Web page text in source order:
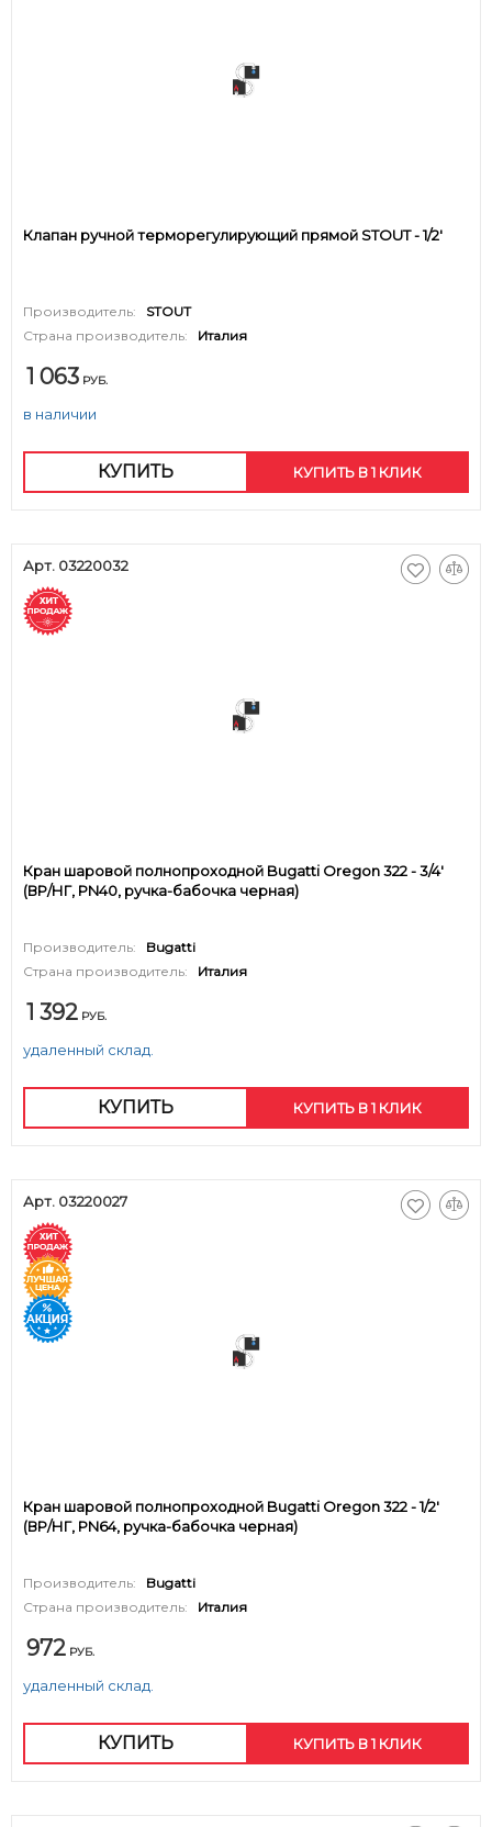
Клапан ручной терморегулирующий прямой STOUT - 1/2'
Производитель:
STOUT
Страна производитель:
Италия
1 063 РУБ.
в наличии
КУПИТЬ КУПИТЬ В 1 КЛИК
Арт. 03220032
Кран шаровой полнопроходной Bugatti Oregon 322 - 3/4'
(ВР/НГ, PN40, ручка-бабочка черная)
Производитель:
Bugatti
Страна производитель:
Италия
1 392 РУБ.
удаленный склад.
КУПИТЬ КУПИТЬ В 1 КЛИК
Арт. 03220027
Кран шаровой полнопроходной Bugatti Oregon 322 - 1/2'
(ВР/НГ, PN64, ручка-бабочка черная)
Производитель:
Bugatti
Страна производитель:
Италия
972 РУБ.
удаленный склад.
КУПИТЬ КУПИТЬ В 1 КЛИК